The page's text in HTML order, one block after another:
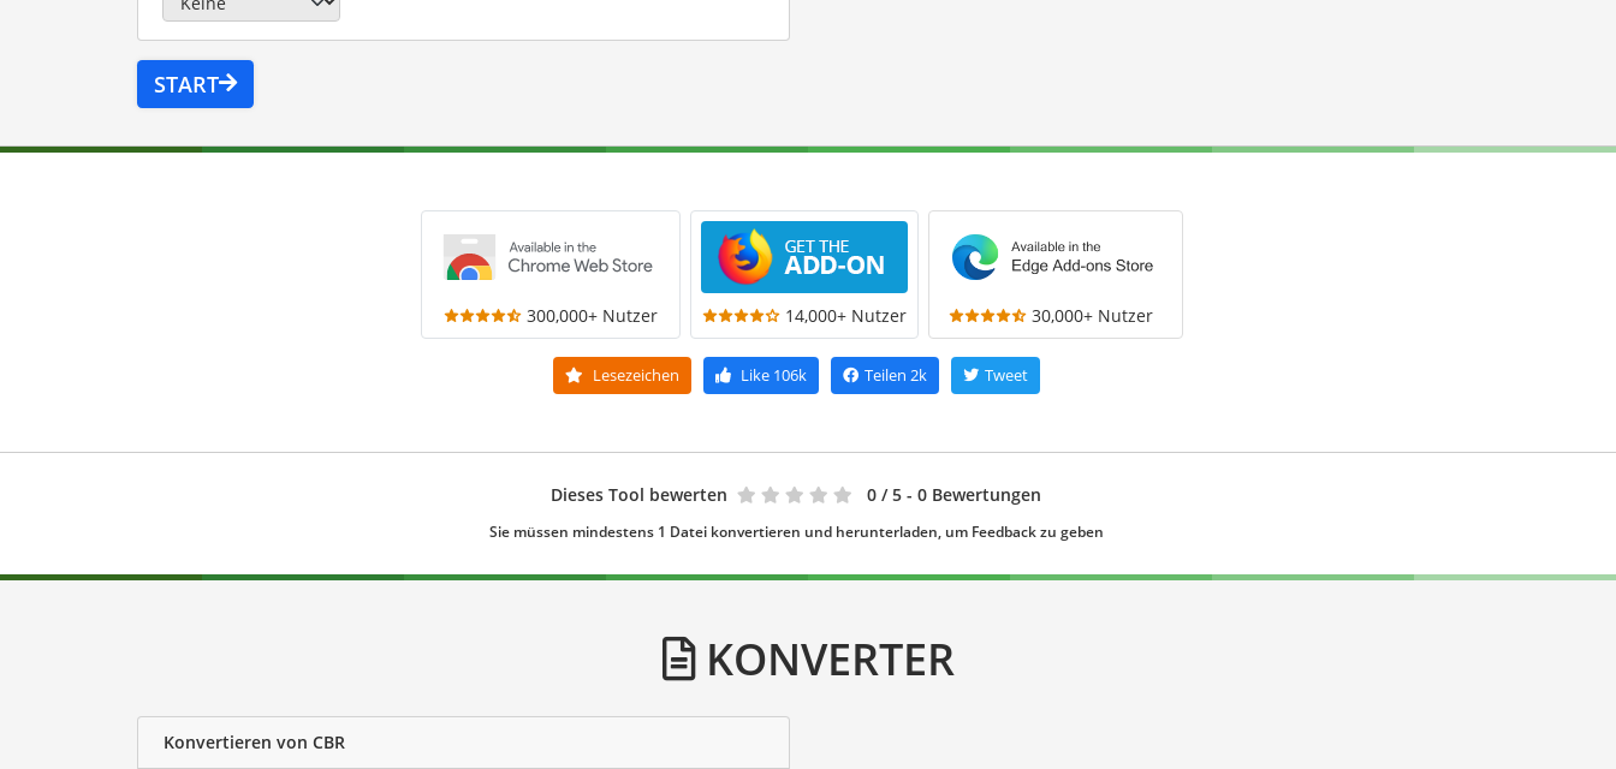
START
300,000+ Nutzer 14,000+ Nutzer 30,000+ Nutzer
Lesezeichen Like106k Teilen 2k Tweet
Dieses Tool bewerten 0 / 5 - 0 Bewertungen
Sie müssen mindestens 1 Datei konvertieren und herunterladen, um Feedback zu geben
KONVERTER
Konvertieren von CBR